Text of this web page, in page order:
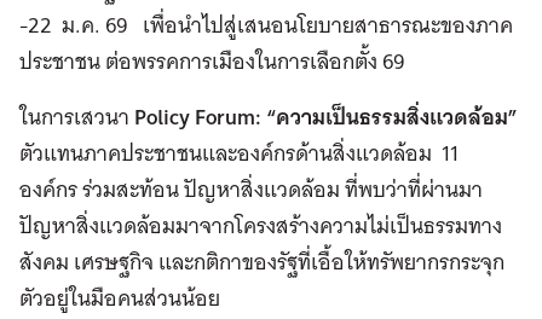
-22 ม.ค. 69 เพื่อนำไปสู่เสนอนโยบายสาธารณะของภาค
ประชาชน ต่อพรรคการเมืองในการเลือกตั้ง 69
ในการเสวนาPolicy Forum: “ความเป็นธรรมสิ่งแวดล้อม”
ตัวแทนภาคประชาชนและองค์กรด้านสิ่งแวดล้อม 11
องค์กร ร่วมสะท้อน ปัญหาสิ่งแวดล้อม ที่พบว่าที่ผ่านมา
ปัญหาสิ่งแวดล้อมมาจากโครงสร้างความไม่เป็นธรรมทาง
สังคม เศรษฐกิจ และกติกาของรัฐที่เอื้อให้ทรัพยากรกระจุก
ตัวอยู่ในมือคนส่วนน้อย